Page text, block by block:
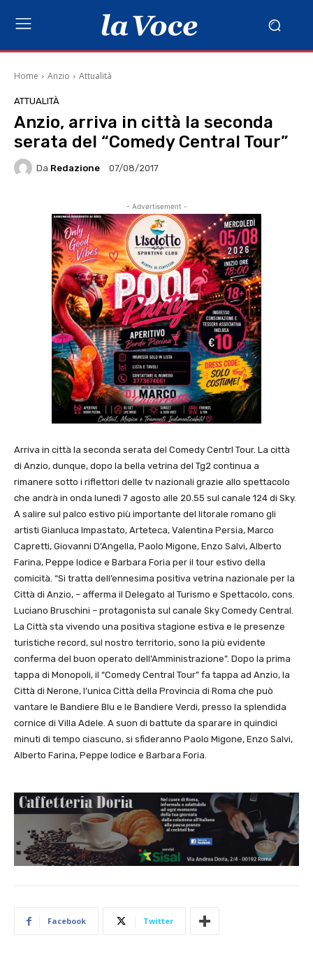
Home Anzio Attualità
ATTUALITÀ
Anzio, arriva in città la seconda
serata del “Comedy Central Tour”
Da Redazione 07/08/2017
- Advertisement -
Arriva in città la seconda serata del Comedy Centrl Tour. La città
di Anzio, dunque, dopo la bella vetrina del Tg2 continua a
rimanere sotto i riflettori delle tv nazionali grazie allo spettacolo
che andrà in onda lunedì 7 agosto alle 20.55 sul canale 124 di Sky.
A salire sul palco estivo più importante del litorale romano gli
artisti Gianluca Impastato, Arteteca, Valentina Persia, Marco
Capretti, Giovanni D’Angella, Paolo Migone, Enzo Salvi, Alberto
Farina, Peppe Iodice e Barbara Foria per il tour estivo della
comicità. “Si tratta dell’ennesima positiva vetrina nazionale per la
Città di Anzio, – afferma il Delegato al Turismo e Spettacolo, cons.
Luciano Bruschini – protagonista sul canale Sky Comedy Central.
La Città sta vivendo una positiva stagione estiva e le presenze
turistiche record, sul nostro territorio, sono la più evidente
conferma del buon operato dell’Amministrazione”. Dopo la prima
tappa di Monopoli, il “Comedy Central Tour” fa tappa ad Anzio, la
Città di Nerone, l’unica Città della Provincia di Roma che può
vantare le Bandiere Blu e le Bandiere Verdi, presso la splendida
cornice di Villa Adele. A suon di battute da sparare in quindici
minuti di tempo ciascuno, si sfideranno Paolo Migone, Enzo Salvi,
Alberto Farina, Peppe Iodice e Barbara Foria.
Facebook Twitter